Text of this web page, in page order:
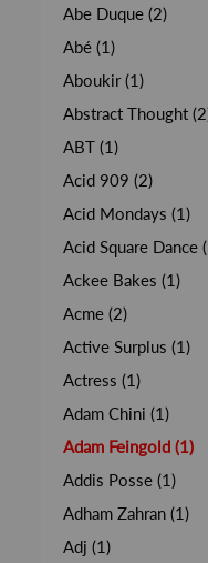
Abe Duque (2)
Abé (1)
Aboukir (1)
Abstract Thought
ABT (1)
Acid 909 (2)
Acid Mondays (1)
Acid Square Dance
Ackee Bakes (1)
Acme (2)
Active Surplus (1)
Actress (1)
Adam Chini (1)
Adam Feingold (1)
Addis Posse (1)
Adham Zahran (1)
Adj (1)